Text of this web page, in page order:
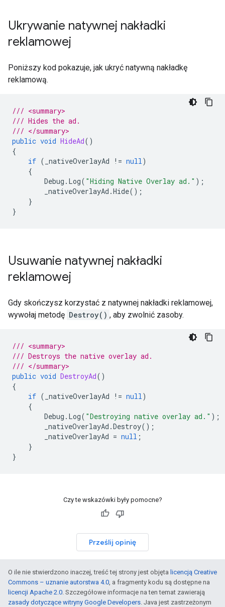
Ukrywanie natywnej nakładki
reklamowej
Poniższy kod pokazuje, jak ukryć natywną nakładkę
reklamową.
/// <summary>
/// Hides the ad.
/// </summary>
public void HideAd()
{
if ( _nativeOverlayAd != null)
{
Debug . Log( "Hiding Native Overlay ad." );
_nativeOverlayAd .Hide();
}
}
Usuwanie natywnej nakładki
reklamowej
Gdy skończysz korzystać z natywnej nakładki reklamowej,
wywołaj metodę Destroy() , aby zwolnić zasoby.
/// <summary>
/// Destroys the native overlay ad.
/// </summary>
public void DestroyAd()
{
if ( _nativeOverlayAd != null)
{
Debug . Log( "Destroying native overlay ad." );
_nativeOverlayAd .Destroy();
_nativeOverlayAd = null ;
}
}
Czy te wskazówki były pomocne?
Prześlij opinię
O ile nie stwierdzono inaczej, treść tej strony jest objęta licencją Creative
Commons – uznanie autorstwa 4.0, a fragmenty kodu są dostępne na
licencji Apache 2.0. Szczegółowe informacje na ten temat zawierają
zasady dotyczące witryny Google Developers. Java jest zastrzeżonym